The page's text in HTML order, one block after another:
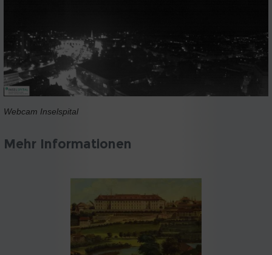
Webcam Inselspital
Mehr Informationen